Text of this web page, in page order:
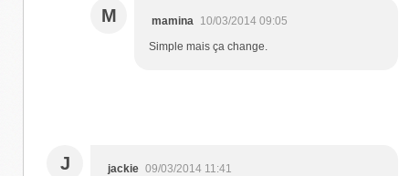
M mamina
10/03/2014 09:05
Simple mais ça change.
J jackie 09/03/2014 11:41